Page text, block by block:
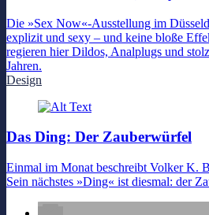
Die »Sex Now«-Ausstellung im
explizit und sexy – und keine bloße
regieren hier Dildos, Analplugs und
Jahren.
Design
Das Ding: Der Zauberwürfel
Einmal im Monat beschreibt Volker K.
Sein nächstes »Ding« ist diesmal: der